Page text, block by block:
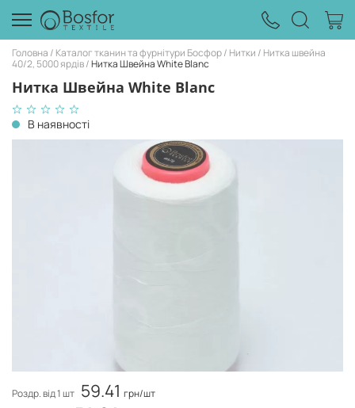
Головна Каталог тканин та фурнітури Босфор Нитки
Нитка швейна
40/2, 5000 ярдів Нитка Швейна White Blanc
Нитка Швейна White Blanc
В наявності
Роздр. від 1 шт 59.41 грн/шт